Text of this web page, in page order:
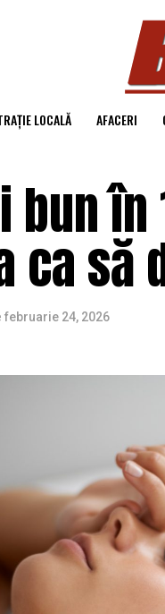
LOCALĂ AFACERI
bun
ca să
februarie 24, 2026